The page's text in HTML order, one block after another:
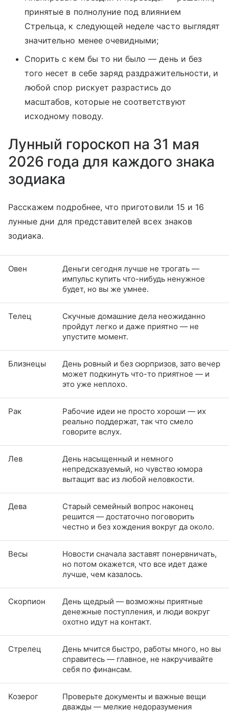
принятые в полнолуние под влиянием
Стрельца, к следующей неделе часто выглядят
значительно менее очевидными;
Спорить с кем бы то ни было — день и без
того несет в себе заряд раздражительности, и
любой спор рискует разрастись до
масштабов, которые не соответствуют
исходному поводу.
Лунный гороскоп на 31 мая
2026 года для каждого знака
зодиака
Расскажем подробнее, что приготовили 15 и 16
лунные дни для представителей всех знаков
зодиака.
Овен
Деньги сегодня лучше не трогать —
импульс купить что-нибудь ненужное
будет, но вы же умнее.
Телец
Скучные домашние дела неожиданно
пройдут легко и даже приятно — не
упустите момент.
Близнецы
День ровный и без сюрпризов, зато вечер
может подкинуть что-то приятное — и
это уже неплохо.
Рак
Рабочие идеи не просто хороши — их
реально поддержат, так что смело
говорите вслух.
Лев
День насыщенный и немного
непредсказуемый, но чувство юмора
вытащит вас из любой неловкости.
Дева
Старый семейный вопрос наконец
решится — достаточно поговорить
честно и без хождения вокруг да около.
Весы
Новости сначала заставят понервничать,
но потом окажется, что все идет даже
лучше, чем казалось.
Скорпион
День щедрый — возможны приятные
денежные поступления, и люди вокруг
охотно идут на контакт.
Стрелец
День мчится быстро, работы много, но вы
справитесь — главное, не накручивайте
себя по финансам.
Козерог
Проверьте документы и важные вещи
дважды — мелкие недоразумения